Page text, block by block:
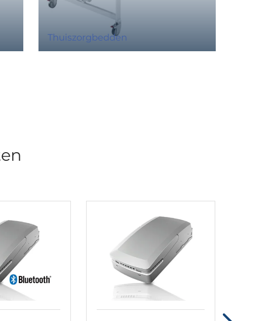
Thuiszorgbedden